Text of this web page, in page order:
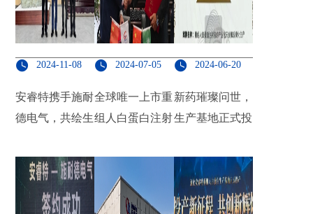
2024-11-08
安睿特携手施耐
德电气，共绘生
型新篇章
2024-07-05
全球唯一上市重
组人白蛋白注射
期临床入组
2024-06-20
新药璀璨问世，
生产基地正式投
全球生物制药新
篇章